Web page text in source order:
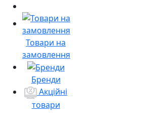
Товари на
замовлення
Бренди
Акційні
товари